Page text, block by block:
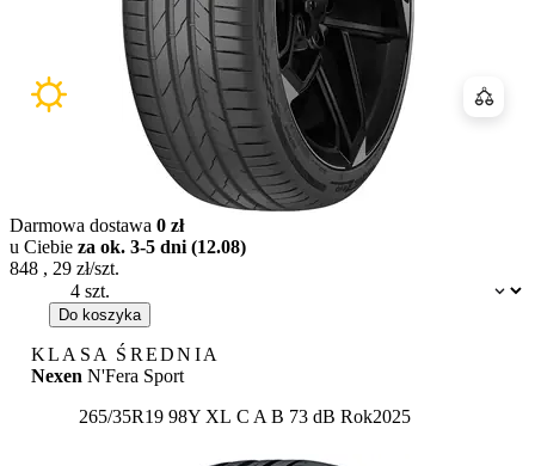
Dostępność:
Darmowa dostawa 0 zł
u Ciebie za ok. 3-5 dni (12.08)
848 , 29 zł/szt.
Do koszyka
KLASA ŚREDNIA
Nexen N'Fera Sport
265/35R19 98Y XL Etykieta:
C A B 73 dB Rok2025